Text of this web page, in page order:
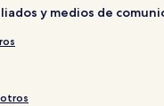
y medios de